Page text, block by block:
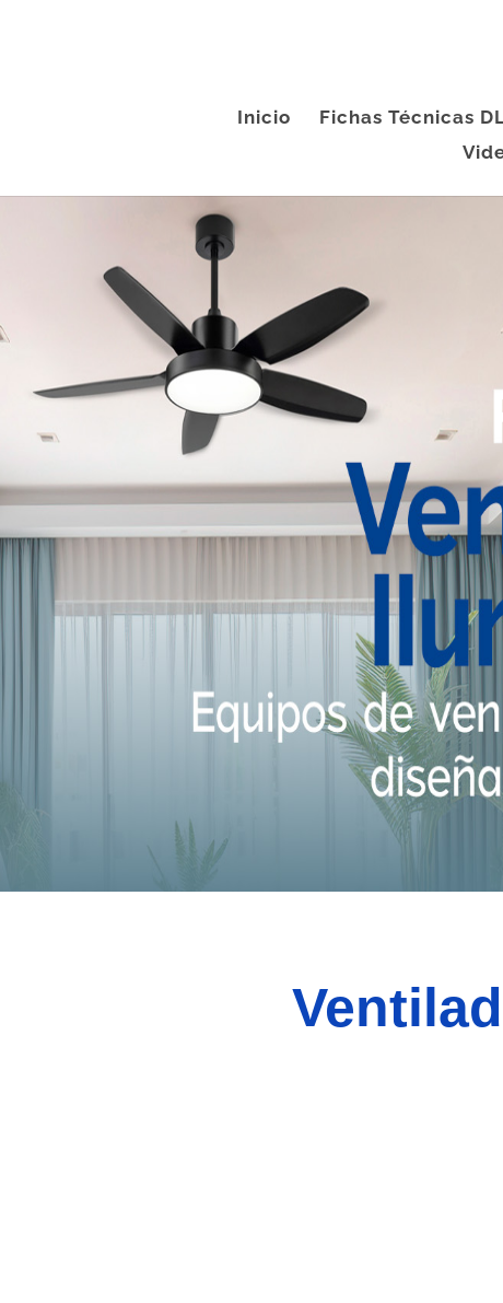
Inicio Fichas Técnicas